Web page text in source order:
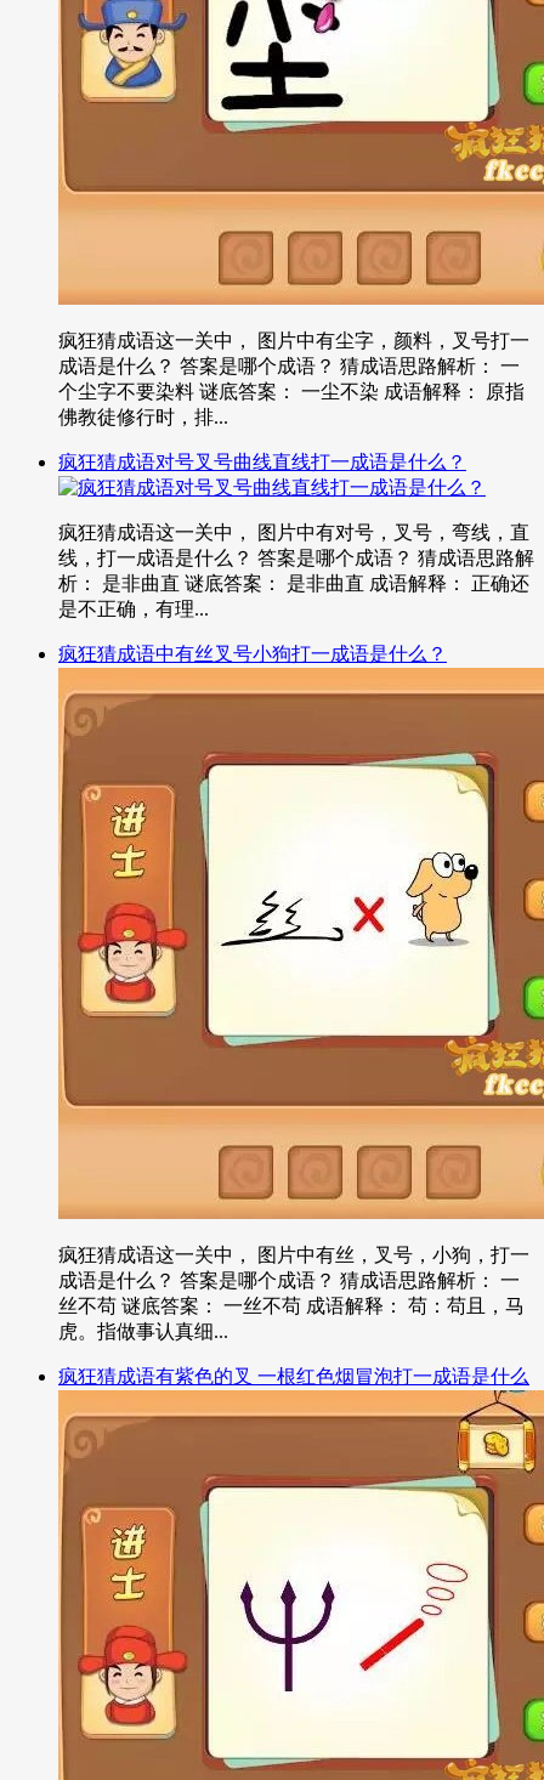
疯狂猜成语这一关中， 图片中有尘字，颜料，叉号打一
成语是什么？ 答案是哪个成语？ 猜成语思路解析： 一
个尘字不要染料 谜底答案： 一尘不染 成语解释： 原指
佛教徒修行时，排...
疯狂猜成语对号叉号曲线直线打一成语是什么？
疯狂猜成语这一关中， 图片中有对号，叉号，弯线，直
线，打一成语是什么？ 答案是哪个成语？ 猜成语思路解
析： 是非曲直 谜底答案： 是非曲直 成语解释： 正确还
是不正确，有理...
疯狂猜成语中有丝叉号小狗打一成语是什么？
疯狂猜成语这一关中， 图片中有丝，叉号，小狗，打一
成语是什么？ 答案是哪个成语？ 猜成语思路解析： 一
丝不苟 谜底答案： 一丝不苟 成语解释： 苟：苟且，马
虎。指做事认真细...
疯狂猜成语有紫色的叉 一根红色烟冒泡打一成语是什么